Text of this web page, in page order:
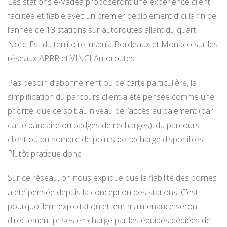
facilitée et fiable avec un premier déploiement d’ici la fin de
l’année de 13 stations sur autoroutes allant du quart
Nord-Est du territoire jusqu’à Bordeaux et Monaco sur les
réseaux APRR et VINCI Autoroutes.
Pas besoin d’abonnement ou de carte particulière, la
simplification du parcours client a été pensée comme une
priorité, que ce soit au niveau de l’accès au paiement (par
carte bancaire ou badges de recharges), du parcours
client ou du nombre de points de recharge disponibles.
Plutôt pratique donc !
Sur ce réseau, on nous explique que la fiabilité des bornes
a été pensée depuis la conception des stations. C’est
pourquoi leur exploitation et leur maintenance seront
directement prises en charge par les équipes dédiées de